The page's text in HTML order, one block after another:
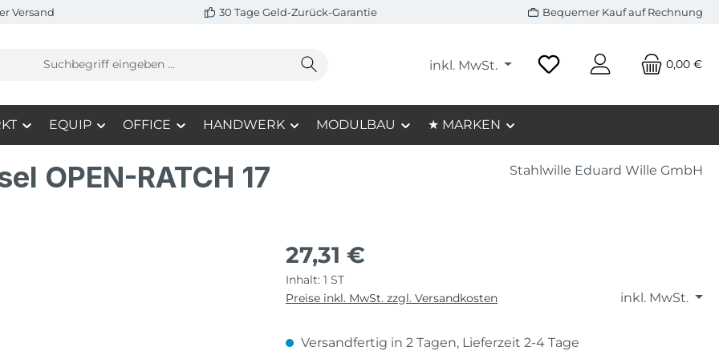
Versand 30 Tage Geld-Zurück-Garantie Bequemer Kauf auf Rechnung
inkl. MwSt. 0,00 €
EQUIP OFFICE HANDWERK MODULBAU ★ MARKEN
OPEN-RATCH 17 Stahlwille Eduard Wille GmbH
27,31 €
Inhalt: 1 ST
inkl. MwSt.
Preise inkl. MwSt. zzgl. Versandkosten
Versandfertig in 2 Tagen, Lieferzeit 2-4 Tage